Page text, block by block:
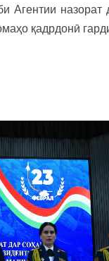
Агентии
қадрдонӣ